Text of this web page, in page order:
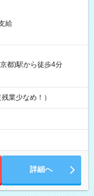
給
都)駅から徒歩4分
業少なめ！）
詳細へ